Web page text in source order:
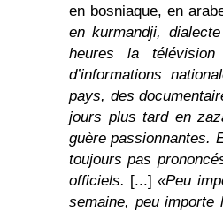
en bosniaque, en
en kurmandji,
heures la
d’informations
pays, des
jours plus tard en
guère passionnantes.
toujours pas
officiels. [...]«Peu
semaine, peu importe